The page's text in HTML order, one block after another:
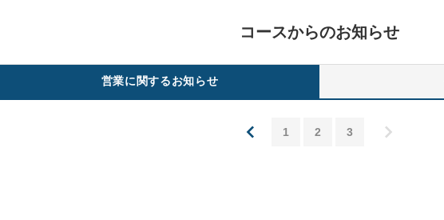
コースからのお知らせ
営業に関するお知らせ
1 2 3